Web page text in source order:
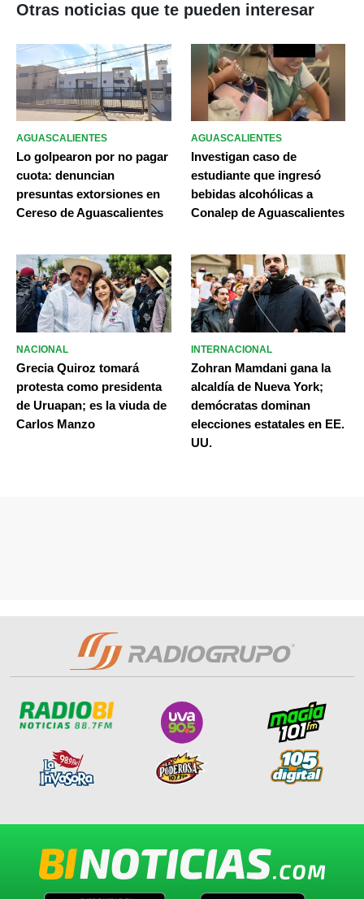
Otras noticias que te pueden interesar
AGUASCALIENTES
Lo golpearon por no pagar
cuota: denuncian
presuntas extorsiones en
Cereso de Aguascalientes
AGUASCALIENTES
Investigan caso de
estudiante que ingresó
bebidas alcohólicas a
Conalep de Aguascalientes
NACIONAL
Grecia Quiroz tomará
protesta como presidenta
de Uruapan; es la viuda de
Carlos Manzo
INTERNACIONAL
Zohran Mamdani gana la
alcaldía de Nueva York;
demócratas dominan
elecciones estatales en EE.
UU.